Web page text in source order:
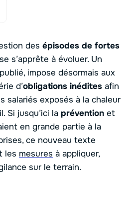
des épisodes de fortes
s’apprête à évoluer. Un
impose désormais aux
d’obligations inéditesafin
salariés exposés à la chaleur
Si jusqu’ici la prévention et
en grande partie à la
ce nouveau texte
les mesures à appliquer,
sur le terrain.